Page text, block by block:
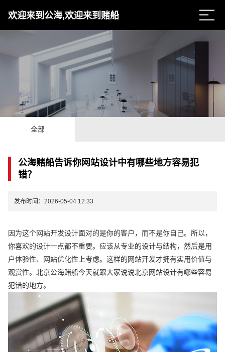
欢迎来到公海,欢迎来到赌船
全部
公海赌船告诉你网站设计中有哪些地方容易犯
错？
发布时间：2026-05-04 12:33
因为这个网站开发设计面对的是你的客户，而不是你自己。所以，
你喜欢的设计一点都不重要。应该从专业的设计与结构，然后是用
户体验性、网站优化性上考虑。这样的网站开发才拥有实用价值与
观赏性。北京公海赌船今天就跟大家说说北京网站设计有哪些容易
犯错的地方。